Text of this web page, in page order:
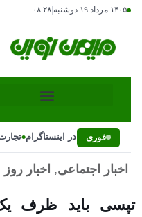
۱۴۰۵ مرداد ۱۹ دوشنبه ۰۸:۲۸
فوری
سوگ عاشقانه در اینستاگرام•
اخبار اجتماعی, اخبار روز
تپسی باید ظرف